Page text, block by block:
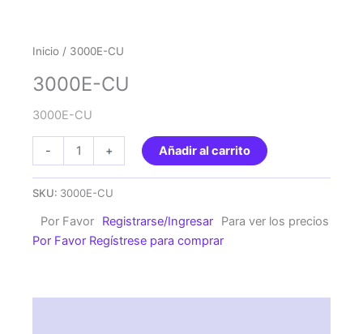
Inicio / 3000E-CU
3000E-CU
3000E-CU
-
CU
+ Añadir al carrito
SKU: 3000E-CU
Por Favor Registrarse/Ingresar
Para ver los precios
Por Favor Regístrese para comprar